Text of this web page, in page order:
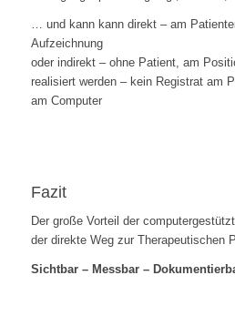
… und kann kann direkt – am
Aufzeichnung
oder indirekt – ohne Patient, am
realisiert werden – kein Registrat am
am Computer
Fazit
Der große Vorteil der
der direkte Weg zur Therapeutischen
Sichtbar – Messbar –